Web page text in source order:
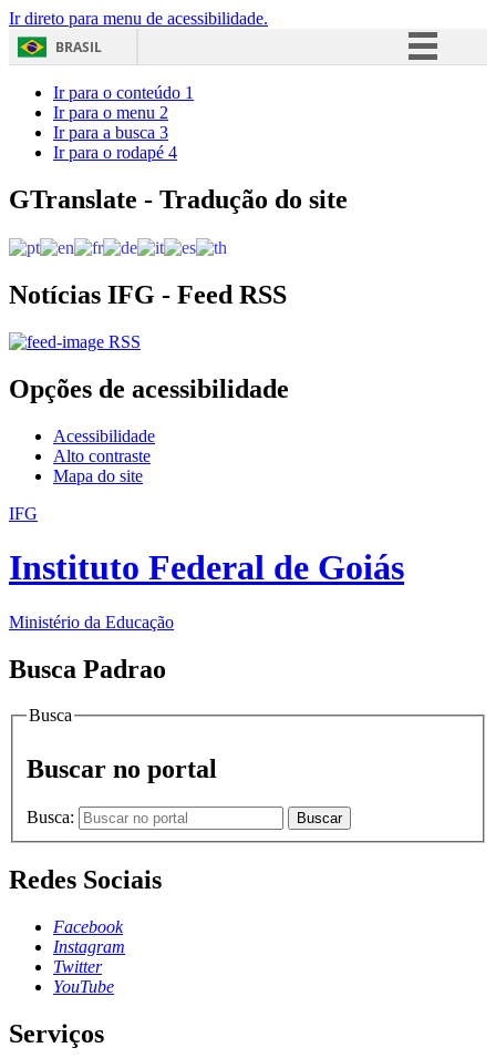
Ir direto para menu de acessibilidade.
BRASIL
Acesso à informação
Ir para o conteúdo 1
Ir para o menu 2
Ir para a busca 3
Ir para o rodapé 4
GTranslate - Tradução do site
Notícias IFG - Feed RSS
RSS
Opções de acessibilidade
Acessibilidade
Alto contraste
Mapa do site
IFG
Instituto Federal de Goiás
Ministério da Educação
Busca Padrao
Busca
Buscar no portal
Busca: Buscar
Redes Sociais
Facebook
Instagram
Twitter
YouTube
Serviços